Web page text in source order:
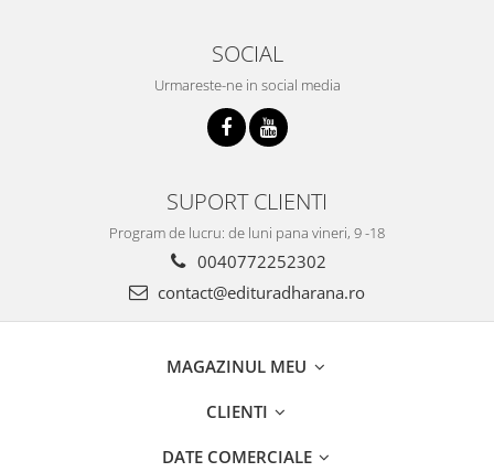
SOCIAL
Urmareste-ne in social media
SUPORT CLIENTI
Program de lucru: de luni pana vineri, 9 -18
0040772252302
contact@edituradharana.ro
MAGAZINUL MEU
CLIENTI
DATE COMERCIALE